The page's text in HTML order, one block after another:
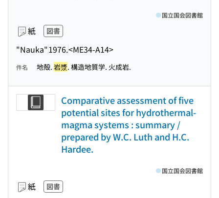
紙 図書
"Nauka"1976.<ME34-A14>
国立国会図書館
件名 地殻. 岩漿. 構造地質学. 火成岩.
Comparative assessment of five
potential sites for hydrothermal-
magma systems : summary /
prepared by W.C. Luth and H.C.
Hardee.
紙 図書
国立国会図書館